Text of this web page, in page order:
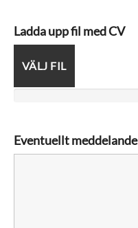
Ladda upp fil med CV
VÄLJ FIL
Eventuellt meddelande